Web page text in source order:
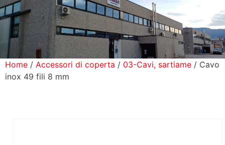
Prodotti
Home / Accessori di coperta / 03-Cavi, sartiame / Cavo
inox 49 fili 8 mm